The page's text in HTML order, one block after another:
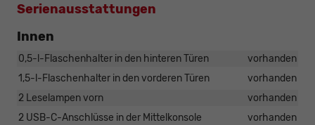
Serienausstattungen
Innen
0,5-l-Flaschenhalter in den hinteren Türen
vorhanden
1,5-l-Flaschenhalter in den vorderen Türen
vorhanden
2 Leselampen vorn
vorhanden
2 USB-C-Anschlüsse in der Mittelkonsole
vorhanden